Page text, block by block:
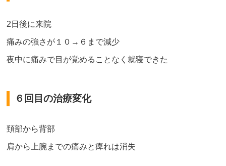
2日後に来院
痛みの強さが１０→６まで減少
夜中に痛みで目が覚めることなく就寝できた
６回目の治療変化
頚部から背部
肩から上腕までの痛みと痺れは消失